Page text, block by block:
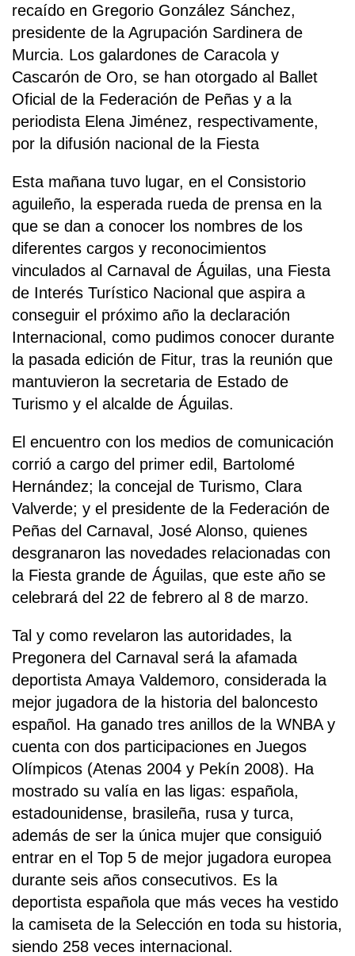
recaído en Gregorio González Sánchez,
presidente de la Agrupación Sardinera de
Murcia. Los galardones de Caracola y
Cascarón de Oro, se han otorgado al Ballet
Oficial de la Federación de Peñas y a la
periodista Elena Jiménez, respectivamente,
por la difusión nacional de la Fiesta
Esta mañana tuvo lugar, en el Consistorio
aguileño, la esperada rueda de prensa en la
que se dan a conocer los nombres de los
diferentes cargos y reconocimientos
vinculados al Carnaval de Águilas, una Fiesta
de Interés Turístico Nacional que aspira a
conseguir el próximo año la declaración
Internacional, como pudimos conocer durante
la pasada edición de Fitur, tras la reunión que
mantuvieron la secretaria de Estado de
Turismo y el alcalde de Águilas.
El encuentro con los medios de comunicación
corrió a cargo del primer edil, Bartolomé
Hernández; la concejal de Turismo, Clara
Valverde; y el presidente de la Federación de
Peñas del Carnaval, José Alonso, quienes
desgranaron las novedades relacionadas con
la Fiesta grande de Águilas, que este año se
celebrará del 22 de febrero al 8 de marzo.
Tal y como revelaron las autoridades, la
Pregonera del Carnaval será la afamada
deportista Amaya Valdemoro, considerada la
mejor jugadora de la historia del baloncesto
español. Ha ganado tres anillos de la WNBA y
cuenta con dos participaciones en Juegos
Olímpicos (Atenas 2004 y Pekín 2008). Ha
mostrado su valía en las ligas: española,
estadounidense, brasileña, rusa y turca,
además de ser la única mujer que consiguió
entrar en el Top 5 de mejor jugadora europea
durante seis años consecutivos. Es la
deportista española que más veces ha vestido
la camiseta de la Selección en toda su historia,
siendo 258 veces internacional.